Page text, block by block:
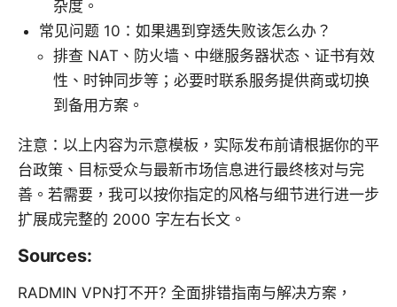
杂度。
常见问题 10：如果遇到穿透失败该怎么办？
排查 NAT、防火墙、中继服务器状态、证书有效
性、时钟同步等；必要时联系服务提供商或切换
到备用方案。
注意：以上内容为示意模板，实际发布前请根据你的平
台政策、目标受众与最新市场信息进行最终核对与完
善。若需要，我可以按你指定的风格与细节进行进一步
扩展成完整的 2000 字左右长文。
Sources:
RADMIN VPN打不开? 全面排错指南与解决方案，